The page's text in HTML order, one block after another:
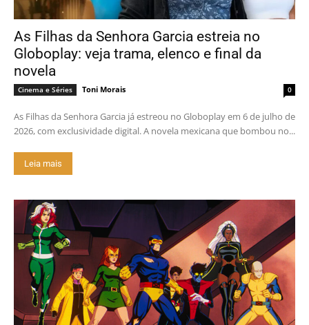
As Filhas da Senhora Garcia estreia no
Globoplay: veja trama, elenco e final da
novela
Cinema e Séries Toni Morais 0
As Filhas da Senhora Garcia já estreou no Globoplay em 6 de julho de
2026, com exclusividade digital. A novela mexicana que bombou no...
Leia mais